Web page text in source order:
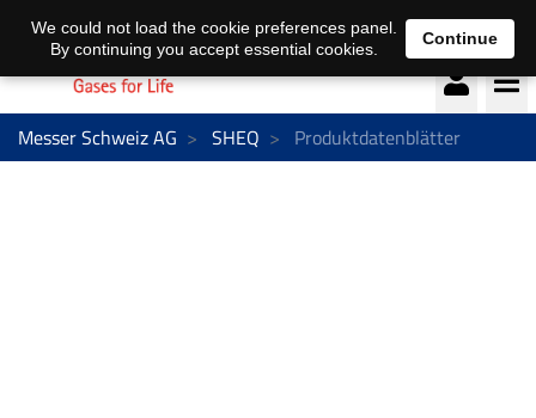
Deutsch français
Messer Schweiz AG SHEQ Produktdatenblätter
We could not load the cookie preferences panel.
By continuing you accept essential cookies.
Continue